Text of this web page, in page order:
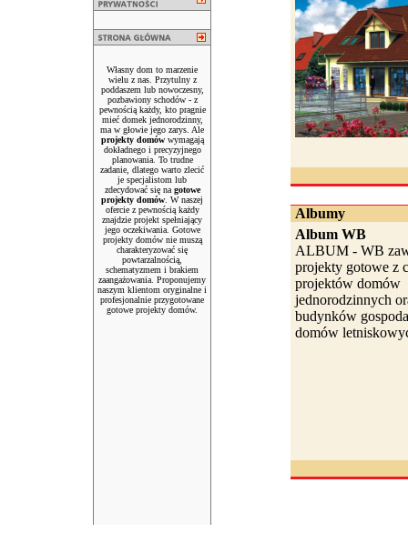
Własny dom to marzenie
wielu z nas. Przytulny z
poddaszem lub nowoczesny,
pozbawiony schodów - z
pewnością każdy, kto pragnie
mieć domek jednorodzinny,
ma w głowie jego zarys. Ale
projekty domówwymagają
dokładnego i precyzyjnego
planowania. To trudne
zadanie, dlatego warto zlecić
je specjalistom lub
zdecydować się na gotowe
projekty domów . W naszej
ofercie z pewnością każdy
znajdzie projekt spełniający
jego oczekiwania. Gotowe
projekty domów nie muszą
charakteryzować się
powtarzalnością,
schematyzmem i brakiem
zaangażowania. Proponujemy
naszym klientom oryginalne i
profesjonalnie przygotowane
gotowe projekty domów.
Albumy
Album WB
ALBUM - WB
projekty gotowe z
projektów domów
jednorodzinnych
budynków
domów